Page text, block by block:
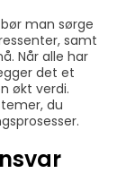
man sørge
samt
Når alle har
det et
økt verdi.
du